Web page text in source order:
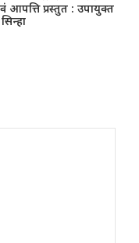
आपत्ति प्रस्तुत : उपायुक्त
सिन्हा